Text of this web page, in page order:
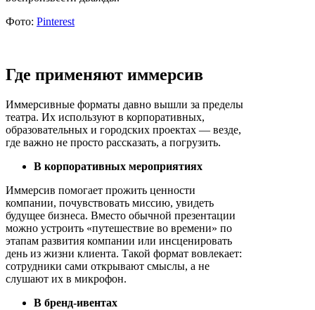
Фото: Pinterest
Где применяют иммерсив
Иммерсивные форматы давно вышли за пределы
театра. Их используют в корпоративных,
образовательных и городских проектах — везде,
где важно не просто рассказать, а погрузить.
В корпоративных мероприятиях
Иммерсив помогает прожить ценности
компании, почувствовать миссию, увидеть
будущее бизнеса. Вместо обычной презентации
можно устроить «путешествие во времени» по
этапам развития компании или инсценировать
день из жизни клиента. Такой формат вовлекает:
сотрудники сами открывают смыслы, а не
слушают их в микрофон.
В бренд-ивентах